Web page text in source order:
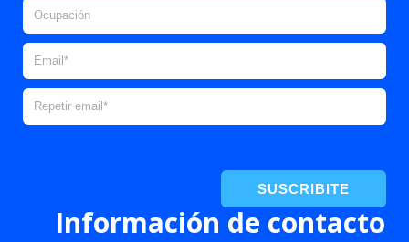
SUSCRIBITE
Información de contacto